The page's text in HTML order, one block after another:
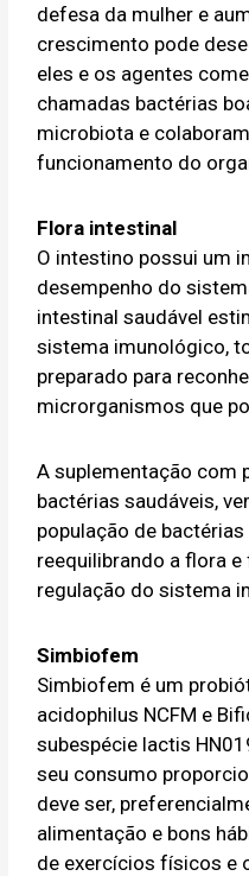
defesa da mulher e
crescimento pode
eles e os agentes
chamadas bactérias
microbiota e
funcionamento do
Flora intestinal
O intestino possui um
desempenho do
intestinal saudável
sistema imunológico,
preparado para
microrganismos que
A suplementação com
bactérias saudáveis,
população de
reequilibrando a flora
regulação do sistema
Simbiofem
Simbiofem é um
acidophilus NCFM e
subespécie lactis
seu consumo
deve ser,
alimentação e bons
de exercícios físicos e